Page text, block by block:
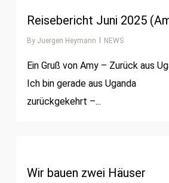
Reisebericht Juni 2025
By Juergen Heymann NEWS
Ein Gruß von Amy – Zurück aus
Ich bin gerade aus Uganda
zurückgekehrt –...
Wir bauen zwei Häuser